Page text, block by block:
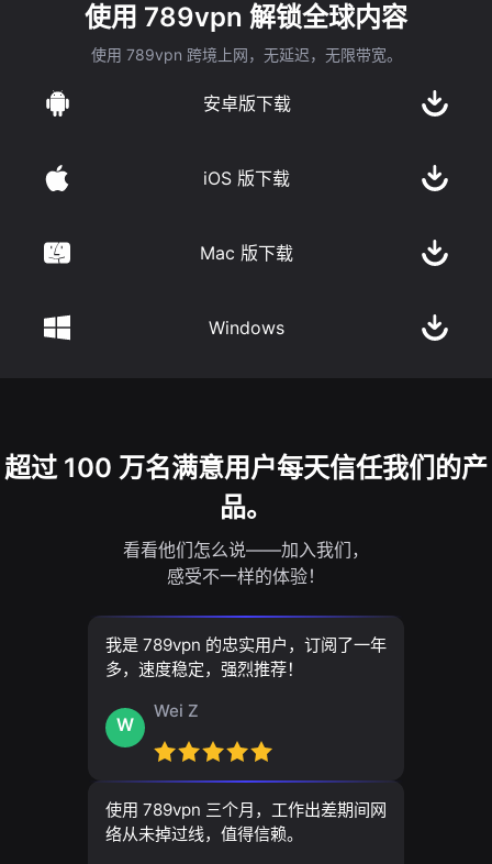
使用 789vpn 解锁全球内容
使用 789vpn 跨境上网，无延迟，无限带宽。
安卓版下载
iOS 版下载
Mac 版下载
Windows
超过 100 万名满意用户每天信任我们的产
品。
看看他们怎么说——加入我们，
感受不一样的体验！
我是 789vpn 的忠实用户，订阅了一年
多，速度稳定，强烈推荐！
W
Wei Z
使用 789vpn 三个月，工作出差期间网
络从未掉过线，值得信赖。